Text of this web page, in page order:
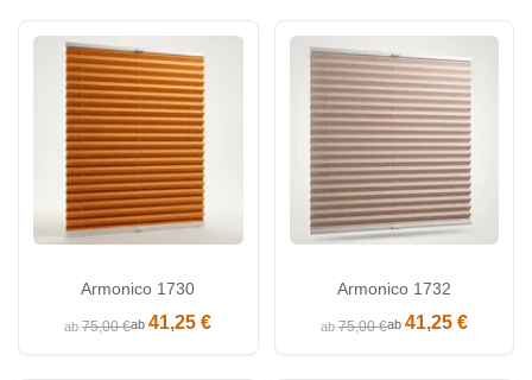
Armonico 1730
ab75,00 €ab41,25 €
Armonico 1732
ab75,00 €ab 41,25 €